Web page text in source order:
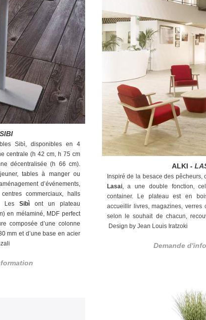
SIBI
Sibì, disponibles en 4
centrale (h 42 cm, h 75 cm
décentralisée (h 66 cm).
tables à manger ou
d’événements,
commerciaux, halls
Les Sibìont un plateau
en mélaminé, MDF perfect
composée d’une colonne
mm et d’une base en acier
ALKI -
Inspiré de la besace des pêcheurs,
Lasai, a une double fonction,
container. Le plateau est en
accueillir livres, magazines, verres
selon le souhait de chacun,
Design by Jean Louis Iratzoki
Demande